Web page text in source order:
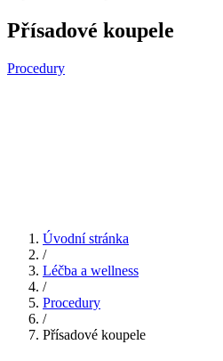
Přísadové koupele
Procedury
Úvodní stránka
/
Léčba a wellness
/
Procedury
/
Přísadové koupele